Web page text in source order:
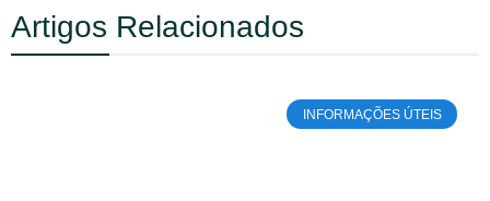
Artigos Relacionados
INFORMAÇÕES ÚTEIS